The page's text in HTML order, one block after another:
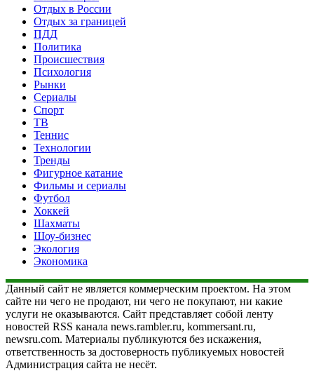
Отдых в России
Отдых за границей
ПДД
Политика
Происшествия
Психология
Рынки
Сериалы
Спорт
ТВ
Теннис
Технологии
Тренды
Фигурное катание
Фильмы и сериалы
Футбол
Хоккей
Шахматы
Шоу-бизнес
Экология
Экономика
Данный сайт не является коммерческим проектом. На этом
сайте ни чего не продают, ни чего не покупают, ни какие
услуги не оказываются. Сайт представляет собой ленту
новостей RSS канала news.rambler.ru, kommersant.ru,
newsru.com. Материалы публикуются без искажения,
ответственность за достоверность публикуемых новостей
Администрация сайта не несёт.